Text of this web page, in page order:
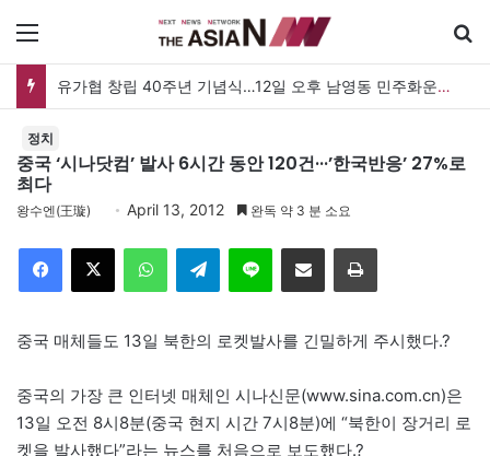
유가협 창립 40주년 기념식…12일 오후 남영동 민주화운동기념관
정치
중국 ‘시나닷컴’ 발사 6시간 동안 120건···’한국반응’ 27%로
최다
왕수엔(王璇) April 13, 2012 완독 약 3 분 소요
Telegram 이메일
중국 매체들도 13일 북한의 로켓발사를 긴밀하게 주시했다.?
중국의 가장 큰 인터넷 매체인 시나신문(www.sina.com.cn)은
13일 오전 8시8분(중국 현지 시간 7시8분)에 “북한이 장거리 로
켓을 발사했다”라는 뉴스를 처음으로 보도했다.?